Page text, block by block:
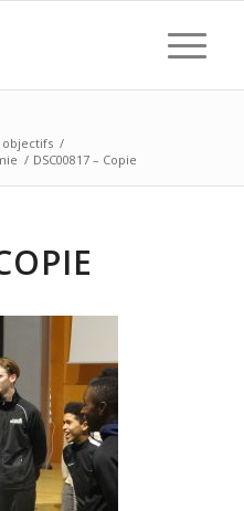
objectifs /
/ DSC00817 – Copie